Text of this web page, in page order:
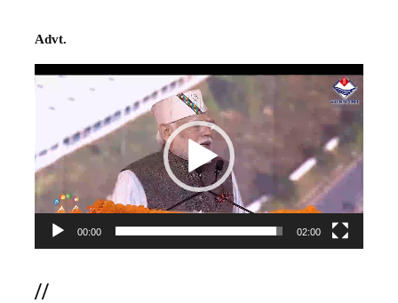
Advt.
Video
00:00 02:00
//